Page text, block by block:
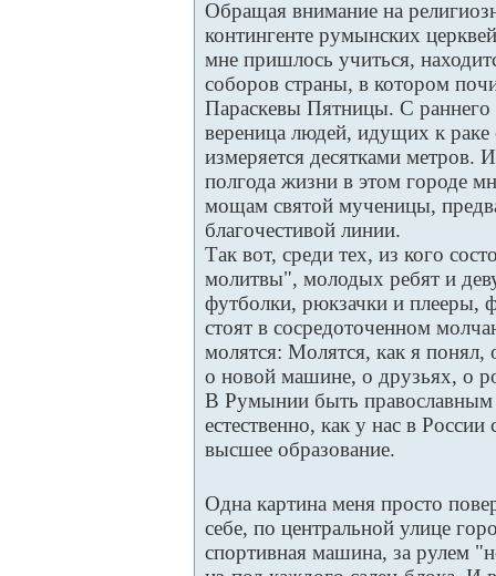
Обращая внимание на
контингенте румынских
мне пришлось учиться,
соборов страны, в котором
Параскевы Пятницы. С раннего
вереница людей, идущих к
измеряется десятками метров.
полгода жизни в этом городе
мощам святой мученицы,
благочестивой линии.
Так вот, среди тех, из кого
молитвы", молодых ребят и
футболки, рюкзачки и плееры,
стоят в сосредоточенном
молятся: Молятся, как я
о новой машине, о друзьях, о
В Румынии быть православным
естественно, как у нас в
высшее образование.
Одна картина меня просто
себе, по центральной улице
спортивная машина, за рулем